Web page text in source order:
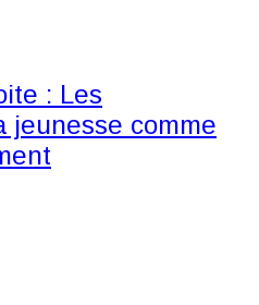
: Les
jeunesse comme